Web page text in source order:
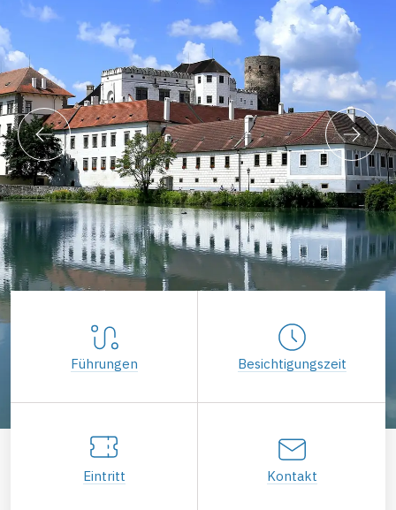
Führungen Besichtigungszeit
Eintritt Kontakt